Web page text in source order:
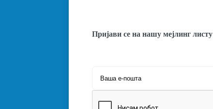
Пријави се на нашу мејлинг листу